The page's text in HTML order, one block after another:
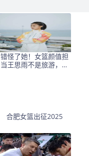
错怪了她！女篮颜值担
当王思雨不是旅游，而
合肥女篮出征2025